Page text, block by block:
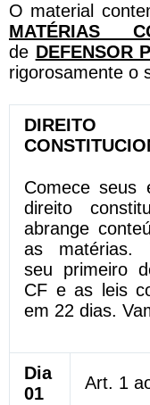
O material
MATÉRIAS
de DEFENSOR
rigorosamente o
DIREITO
Comece seus
direito
abrange
as matérias.
seu primeiro
CF e as leis
em 22 dias.
Dia
01
Art. 1